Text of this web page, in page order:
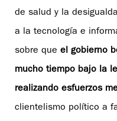
de salud y la
a la tecnología e
sobre que el gobierno
mucho tiempo bajo la
realizando esfuerzos
clientelismo político a